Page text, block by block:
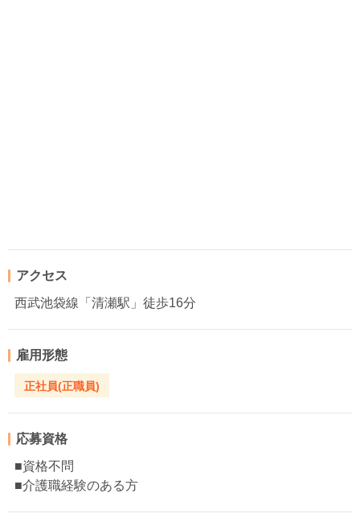
アクセス
西武池袋線「清瀬駅」徒歩16分
雇用形態
正社員(正職員)
応募資格
■資格不問
■介護職経験のある方